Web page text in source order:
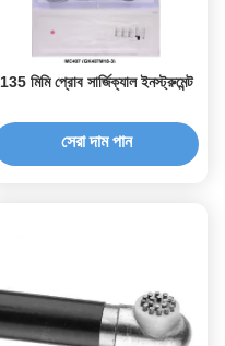
135 মিমি প্রোব সার্জিক্যাল ইনস্ট্রুমেন্ট
সেরা দাম পান